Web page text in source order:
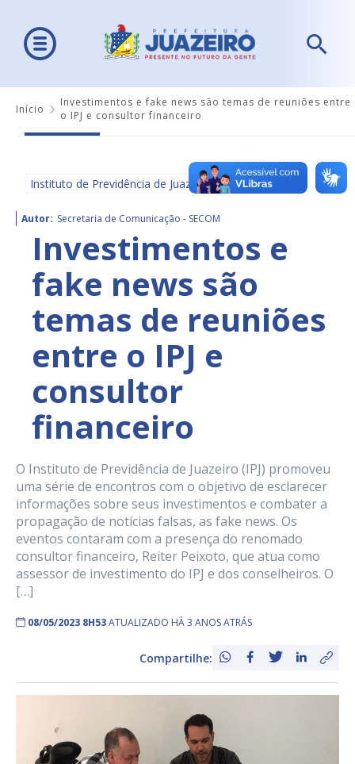
Início
Investimentos e fake news são temas de reuniões entre
o IPJ e consultor financeiro
Instituto de Previdência de Juazeiro - IPJ
Autor: Secretaria de Comunicação - SECOM
Investimentos e
fake news são
temas de reuniões
entre o IPJ e
consultor
financeiro
O Instituto de Previdência de Juazeiro (IPJ) promoveu
uma série de encontros com o objetivo de esclarecer
informações sobre seus investimentos e combater a
propagação de notícias falsas, as fake news. Os
eventos contaram com a presença do renomado
consultor financeiro, Reiter Peixoto, que atua como
assessor de investimento do IPJ e dos conselheiros. O
[…]
08/05/2023 8H53ATUALIZADO HÁ 3 ANOS ATRÁS
Compartilhe: